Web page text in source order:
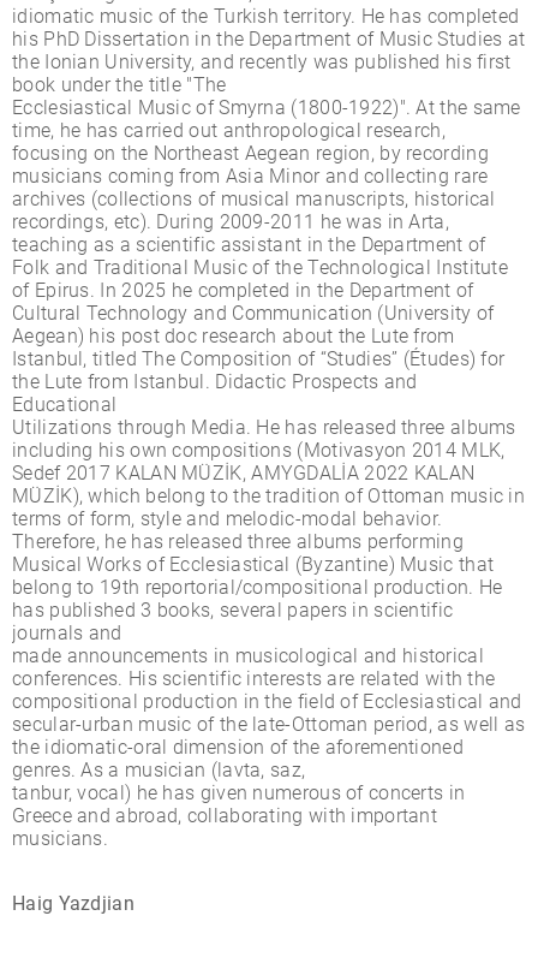
idiomatic music of the Turkish territory. He has completed
his PhD Dissertation in the Department of Music Studies at
the Ionian University, and recently was published his first
book under the title "The
Ecclesiastical Music of Smyrna (1800-1922)". At the same
time, he has carried out anthropological research,
focusing on the Northeast Aegean region, by recording
musicians coming from Asia Minor and collecting rare
archives (collections of musical manuscripts, historical
recordings, etc). During 2009-2011 he was in Arta,
teaching as a scientific assistant in the Department of
Folk and Traditional Music of the Technological Institute
of Epirus. In 2025 he completed in the Department of
Cultural Technology and Communication (University of
Aegean) his post doc research about the Lute from
Istanbul, titled The Composition of “Studies” (Études) for
the Lute from Istanbul. Didactic Prospects and
Educational
Utilizations through Media. He has released three albums
including his own compositions (Motivasyon 2014 MLK,
Sedef 2017 KALAN MÜZİK, AMYGDALİA 2022 KALAN
MÜZİK), which belong to the tradition of Ottoman music in
terms of form, style and melodic-modal behavior.
Therefore, he has released three albums performing
Musical Works of Ecclesiastical (Byzantine) Music that
belong to 19th reportorial/compositional production. He
has published 3 books, several papers in scientific
journals and
made announcements in musicological and historical
conferences. His scientific interests are related with the
compositional production in the field of Ecclesiastical and
secular-urban music of the late-Ottoman period, as well as
the idiomatic-oral dimension of the aforementioned
genres. As a musician (lavta, saz,
tanbur, vocal) he has given numerous of concerts in
Greece and abroad, collaborating with important
musicians.
Haig Yazdjian